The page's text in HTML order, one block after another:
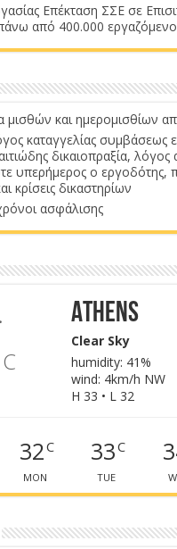
Επέκταση ΣΣΕ σε
από 400.000
μισθών και ημερομισθίων
καταγγελίας συμβάσεως
δικαιοπραξία,
υπερήμερος ο εργοδότης,
κρίσεις δικαστηρίων
ασφάλισης
C
Athens
Clear Sky
humidity: 41%
wind: 4km/h NW
H 33 • L 32
32C
MON
33C
TUE